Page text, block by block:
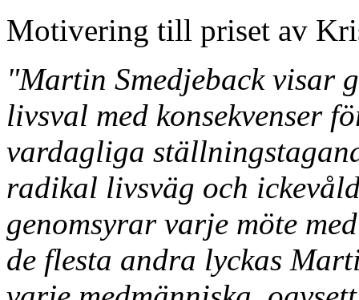
Motivering till priset av
"Martin Smedjeback visar
livsval med konsekvenser
vardagliga
radikal livsväg och
genomsyrar varje möte
de flesta andra lyckas